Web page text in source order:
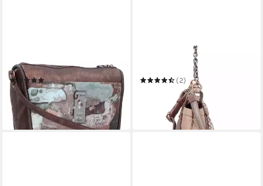
Umhängetasche Core
(2)
38,86 € UVP89,95 €
-57%
in 2-3 Werktagen bei dir
Henkeltasche Hollywood
(2)
UVP95,95 €
in 2-3 Werktagen bei dir